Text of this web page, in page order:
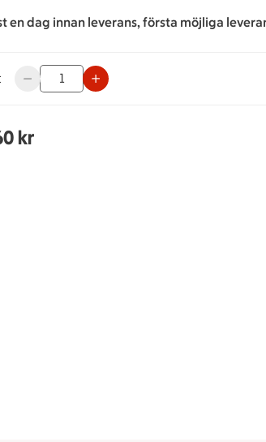
en dag innan leverans, första möjliga
Använd knapparna för att minska eller
stycken 10 Mumsbitar Sushi, 112.60 kronor
kr